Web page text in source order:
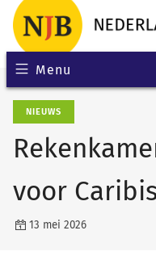
Menu
NIEUWS
voor
13 mei 2026